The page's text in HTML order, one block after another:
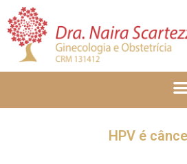
HPV é